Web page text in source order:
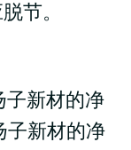
节。
子新材的净
子新材的净